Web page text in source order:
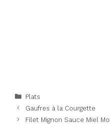
Categories
Plats
Gaufres à la Courgette
Filet Mignon Sauce Miel